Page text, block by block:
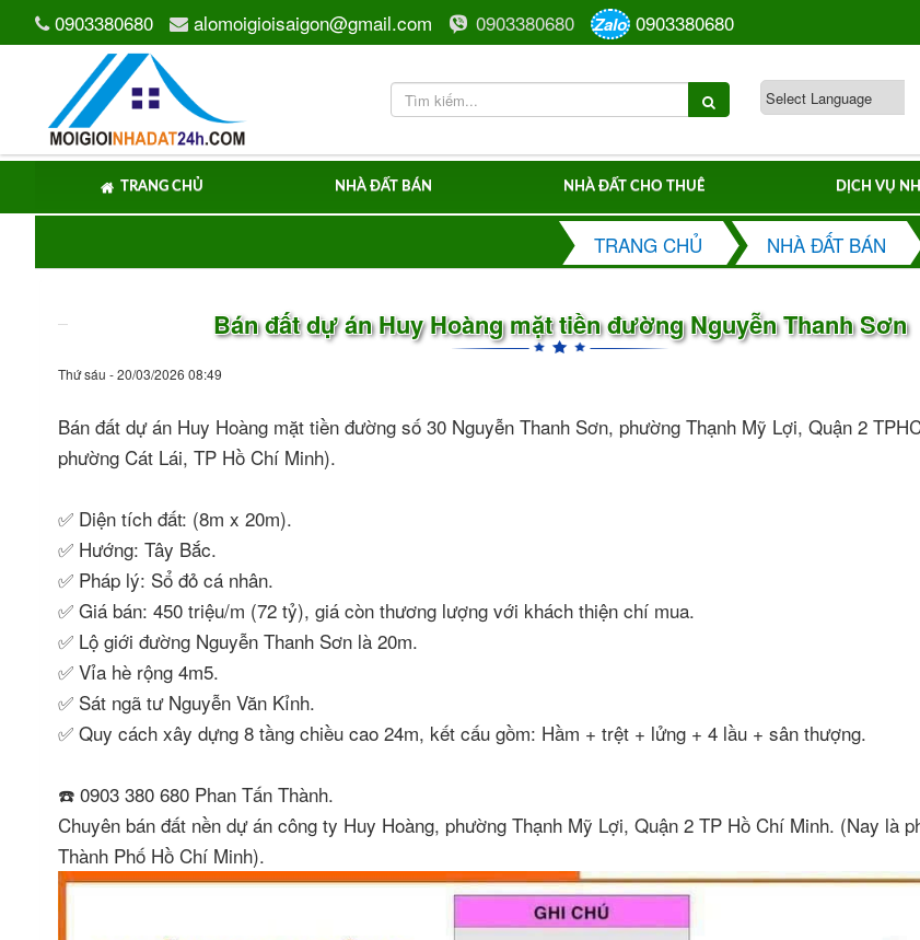
0903380680 alomoigioisaigon@gmail.com 0903380680 Zalo 0903380680
TRANG CHỦ NHÀ ĐẤT BÁN NHÀ ĐẤT CHO THUÊ DỊCH VỤ
TRANG CHỦ NHÀ ĐẤT BÁN
Bán đất dự án Huy Hoàng mặt tiền đường Nguyễn Thanh Sơn
Thứ sáu - 20/03/2026 08:49
Bán đất dự án Huy Hoàng mặt tiền đường số 30 Nguyễn Thanh Sơn, phường Thạnh Mỹ Lợi, Quận 2
phường Cát Lái, TP Hồ Chí Minh).
✅ Diện tích đất: (8m x 20m).
✅ Hướng: Tây Bắc.
✅ Pháp lý: Sổ đỏ cá nhân.
✅ Giá bán: 450 triệu/m (72 tỷ), giá còn thương lượng với khách thiện chí mua.
✅ Lộ giới đường Nguyễn Thanh Sơn là 20m.
✅ Vỉa hè rộng 4m5.
✅ Sát ngã tư Nguyễn Văn Kỉnh.
✅ Quy cách xây dựng 8 tầng chiều cao 24m, kết cấu gồm: Hầm + trệt + lửng + 4 lầu + sân thượng.
☎️ 0903 380 680 Phan Tấn Thành.
Chuyên bán đất nền dự án công ty Huy Hoàng, phường Thạnh Mỹ Lợi, Quận 2 TP Hồ Chí Minh. (Nay là
Thành Phố Hồ Chí Minh).